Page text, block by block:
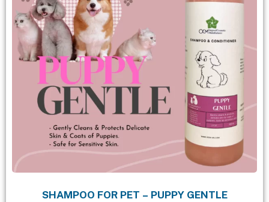
SHAMPOO FOR PET – PUPPY GENTLE